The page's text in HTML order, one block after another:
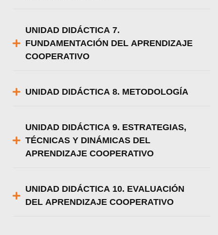
UNIDAD DIDÁCTICA 7.
FUNDAMENTACIÓN DEL APRENDIZAJE
COOPERATIVO
UNIDAD DIDÁCTICA 8. METODOLOGÍA
UNIDAD DIDÁCTICA 9. ESTRATEGIAS,
TÉCNICAS Y DINÁMICAS DEL
APRENDIZAJE COOPERATIVO
UNIDAD DIDÁCTICA 10. EVALUACIÓN
DEL APRENDIZAJE COOPERATIVO